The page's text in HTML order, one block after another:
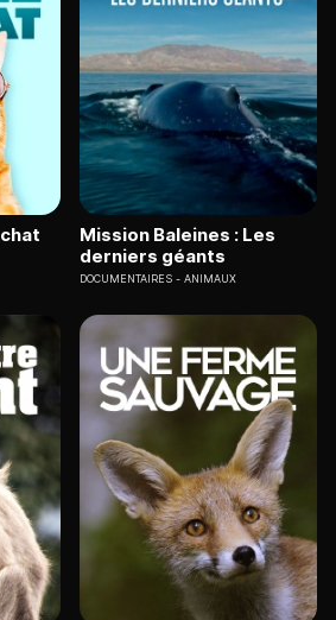
Mission Baleines : Les
derniers géants
DOCUMENTAIRES ANIMAUX